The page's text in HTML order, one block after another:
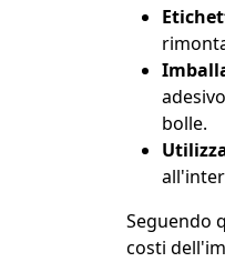
bolle.
Seguendo
costi